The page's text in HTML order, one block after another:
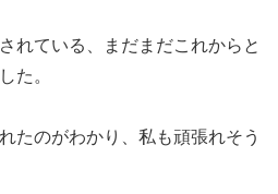
れている、まだまだこれからと
た。
たのがわかり、私も頑張れそう